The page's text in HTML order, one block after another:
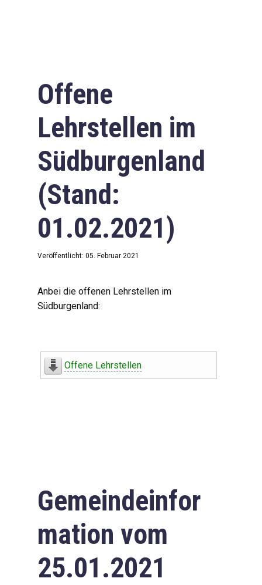
Offene
Lehrstellen im
Südburgenland
(Stand:
01.02.2021)
Veröffentlicht: 05. Februar 2021
Anbei die offenen Lehrstellen im
Südburgenland:
Offene Lehrstellen
Gemeindeinfor
mation vom
25.01.2021